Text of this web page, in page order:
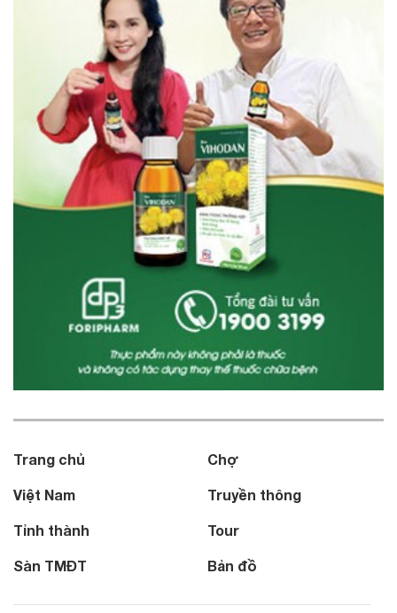
Trang chủ
Việt Nam
Tỉnh thành
Sàn TMĐT
Chợ
Truyền thông
Tour
Bản đồ